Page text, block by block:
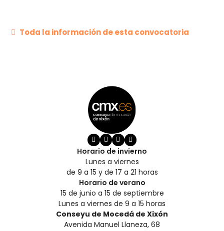
Toda la información de esta convocatoria
Conseyu de Mocedá de Xixón
Avenida Manuel Llaneza, 68
Horario de invierno
Lunes a viernes
de 9 a 15 y de 17 a 21 horas
Horario de verano
15 de junio a 15 de septiembre
Lunes a viernes de 9 a 15 horas